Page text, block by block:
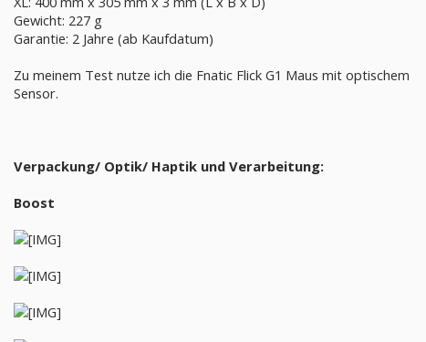
Gewicht: 227 g
Garantie: 2 Jahre (ab Kaufdatum)
Zu meinem Test nutze ich die Fnatic Flick G1 Maus mit optischem
Sensor.
Verpackung/ Optik/ Haptik und Verarbeitung:
Boost